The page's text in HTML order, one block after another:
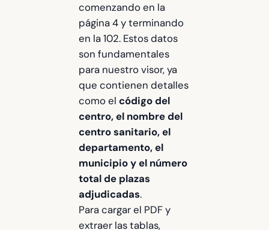
comenzando en la
página 4 y terminando
en la 102. Estos datos
son fundamentales
para nuestro visor, ya
que contienen detalles
como elcódigo del
centro, el nombre del
centro sanitario, el
departamento, el
municipio y el número
total de plazas
adjudicadas.
Para cargar el PDF y
extraer las tablas,